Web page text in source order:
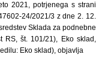
2021, potrjenega s strani
24/2021/3 z dne 2. 12.
Sklada za podnebne
RS, št. 101/21), Eko sklad,
Eko sklad), objavlja